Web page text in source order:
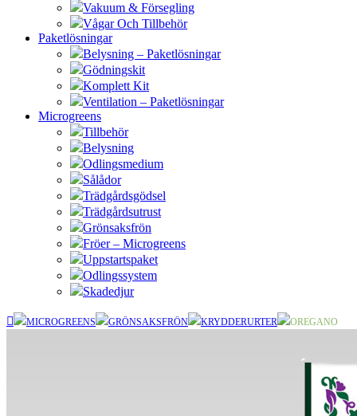
Vakuum & Försegling
Vågar Och Tillbehör
Paketlösningar
Belysning – Paketlösningar
Gödningskit
Komplett Kit
Ventilation – Paketlösningar
Microgreens
Tillbehör
Belysning
Odlingsmedium
Sålådor
Trädgårdsgödsel
Trädgårdsutrust
Grönsaksfrön
Fröer – Microgreens
Uppstartspaket
Odlingssystem
Skadedjur
MICROGREENS GRÖNSAKSFRÖN KRYDDERURTER OREGANO